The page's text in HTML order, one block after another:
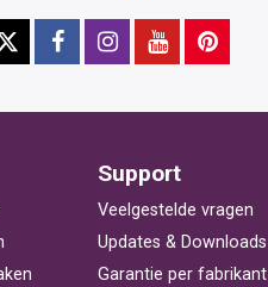
Support
Veelgestelde vragen
Updates & Downloads
Garantie per fabrikant